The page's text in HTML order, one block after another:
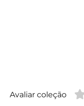
Avaliar coleção